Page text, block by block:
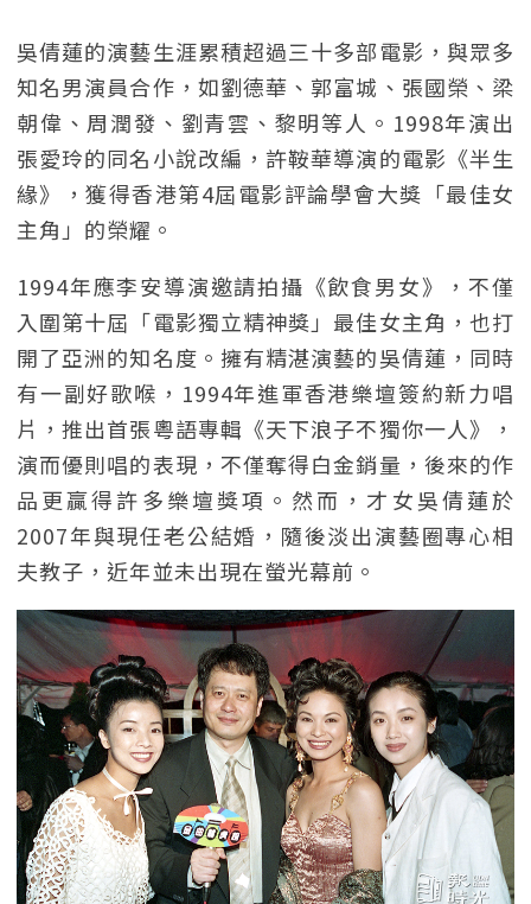
吳倩蓮的演藝生涯累積超過三十多部電影，與眾多
知名男演員合作，如劉德華、郭富城、張國榮、梁
朝偉、周潤發、劉青雲、黎明等人。1998年演出
張愛玲的同名小說改編，許鞍華導演的電影《半生
緣》，獲得香港第4屆電影評論學會大獎「最佳女
主角」的榮耀。
1994年應李安導演邀請拍攝《飲食男女》，不僅
入圍第十屆「電影獨立精神獎」最佳女主角，也打
開了亞洲的知名度。擁有精湛演藝的吳倩蓮，同時
有一副好歌喉，1994年進軍香港樂壇簽約新力唱
片，推出首張粵語專輯《天下浪子不獨你一人》，
演而優則唱的表現，不僅奪得白金銷量，後來的作
品更贏得許多樂壇獎項。然而，才女吳倩蓮於
2007年與現任老公結婚，隨後淡出演藝圈專心相
夫教子，近年並未出現在螢光幕前。